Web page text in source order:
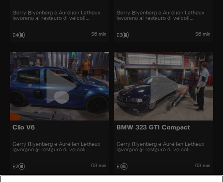
Gerry Blyenberg e Aurélien Letheux
lavorano al restauro di veicoli
E4 56 min
Gerry Blyenberg e Aurélien Letheux
lavorano al restauro di veicoli
E3 56 min
Clio V6
Gerry Blyenberg e Aurélien Letheux
lavorano al restauro di veicoli
E2 63 min
BMW 323 GTI Compact
Gerry Blyenberg e Aurélien Letheux
lavorano al restauro di veicoli
E1 63 min